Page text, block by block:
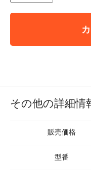
その他の詳細情
販売価格
型番